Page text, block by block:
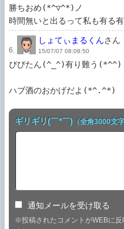
勝ちおめ(*^▽^*)ノ
時間無いと出るって私も有る
6.
しょてぃまるくんさん
15/07/07 08:08:50
ぴぴたん(^_^)有り難う(*^^)
ハブ酒のおかげだよ(*^.^*)
ギリギリ(￣*￣) （全角3000文字
通知メールを受け取る
※投稿されたコメントがWEBに反